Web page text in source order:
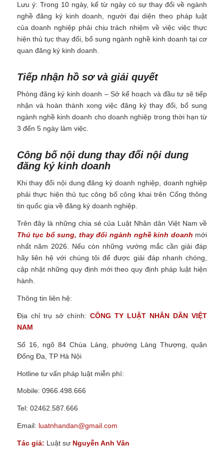
Lưu ý: Trong 10 ngày, kể từ ngày có sự thay đổi về ngành
nghề đăng ký kinh doanh, người đại diện theo pháp luật
của doanh nghiệp phải chịu trách nhiệm về việc việc thực
hiện thủ tục thay đổi, bổ sung ngành nghề kinh doanh tại cơ
quan đăng ký kinh doanh.
Tiếp nhận hồ sơ và giải quyết
Phòng đăng ký kinh doanh – Sở kế hoạch và đầu tư sẽ tiếp
nhận và hoàn thành xong việc đăng ký thay đổi, bổ sung
ngành nghề kinh doanh cho doanh nghiệp trong thời hạn từ
3 đến 5 ngày làm việc.
Công bố nội dung thay đổi nội dung
đăng ký kinh doanh
Khi thay đổi nội dung đăng ký doanh nghiệp, doanh nghiệp
phải thực hiện thủ tục công bố công khai trên Cổng thông
tin quốc gia về đăng ký doanh nghiệp.
Trên đây là những chia sẻ của Luật Nhân dân Việt Nam về
Thủ tục bổ sung, thay đổi ngành nghề kinh doanh mới
nhất năm 2026.
Nếu còn những vướng mắc cần giải đáp
hãy liên hệ với chúng tôi để được giải đáp nhanh chóng,
cập nhật những quy định mới theo quy định pháp luật hiện
hành.
Thông tin liên hệ:
Địa chỉ trụ sở chính: CÔNG TY LUẬT NHÂN DÂN VIỆT
NAM
Số 16, ngõ 84 Chùa Láng, phường Láng Thượng, quận
Đống Đa, TP Hà Nội
Hotline tư vấn pháp luật miễn phí:
Mobile: 0966.498.666
Tel: 02462.587.666
Email: luatnhandan@gmail.com
Tác giả: Luật sư Nguyễn Anh Văn